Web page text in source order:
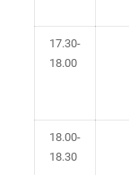
17.30-
18.00
18.00-
18.30